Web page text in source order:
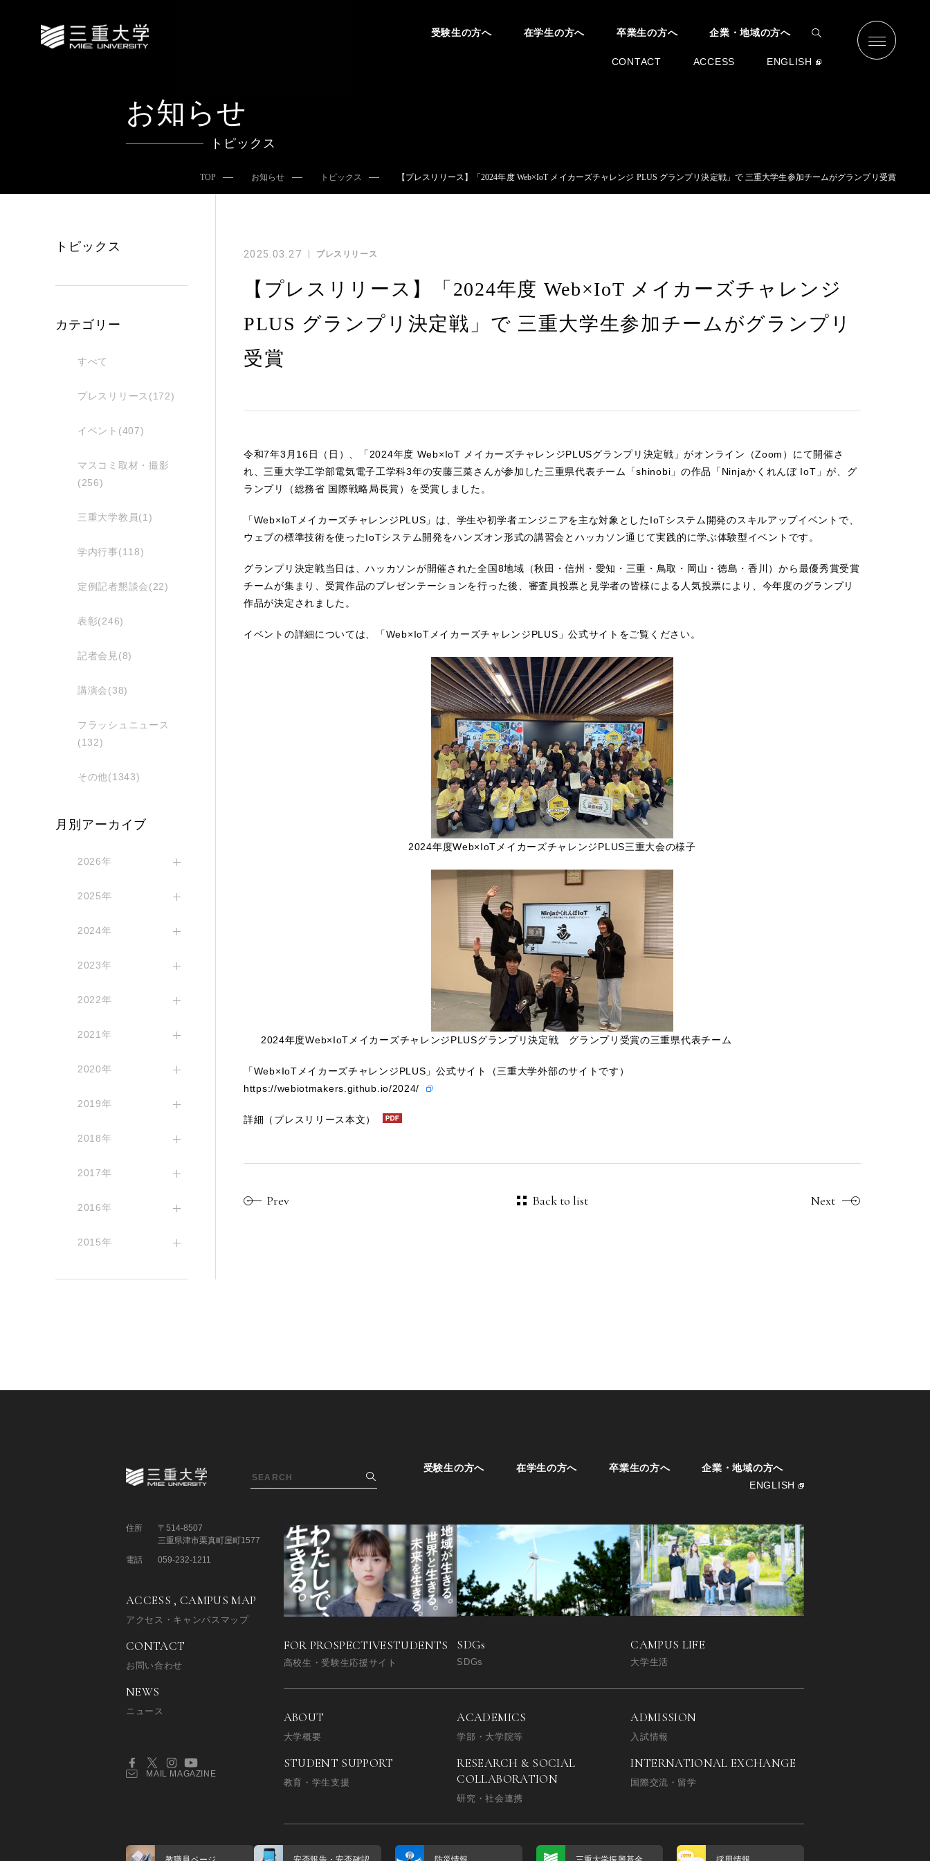
受験生の方へ 在学生の方へ 卒業生の方へ 企業・地域の方へ
CONTACT ACCESS ENGLISH
お知らせ
トピックス
TOP お知らせ トピックス 【プレスリリース】「2024年度 Web×IoT メイカーズチャレンジ PLUS グランプリ決定戦」で 三重大学生参加チームがグランプリ受賞
2025.03.27 プレスリリース
【プレスリリース】「2024年度 Web×IoT メイカーズチャレンジ
PLUS グランプリ決定戦」で 三重大学生参加チームがグランプリ
受賞
令和7年3月16日（日）、「2024年度 Web×IoT メイカーズチャレンジPLUSグランプリ決定戦」がオンライン（Zoom）にて開催さ
れ、三重大学工学部電気電子工学科3年の安藤三菜さんが参加した三重県代表チーム「shinobi」の作品「Ninjaかくれんぼ IoT」が、グ
ランプリ（総務省 国際戦略局長賞）を受賞しました。
「Web×IoTメイカーズチャレンジPLUS」は、学生や初学者エンジニアを主な対象としたIoTシステム開発のスキルアップイベントで、
ウェブの標準技術を使ったIoTシステム開発をハンズオン形式の講習会とハッカソン通じて実践的に学ぶ体験型イベントです。
グランプリ決定戦当日は、ハッカソンが開催された全国8地域（秋田・信州・愛知・三重・鳥取・岡山・徳島・香川）から最優秀賞受賞
チームが集まり、受賞作品のプレゼンテーションを行った後、審査員投票と見学者の皆様による人気投票により、今年度のグランプリ
作品が決定されました。
イベントの詳細については、「Web×IoTメイカーズチャレンジPLUS」公式サイトをご覧ください。
2024年度Web×IoTメイカーズチャレンジPLUS三重大会の様子
2024年度Web×IoTメイカーズチャレンジPLUSグランプリ決定戦 グランプリ受賞の三重県代表チーム
「Web×IoTメイカーズチャレンジPLUS」公式サイト（三重大学外部のサイトです）
https://webiotmakers.github.io/2024/
詳細（プレスリリース本文）
Prev Back to list Next
トピックス
カテゴリー
すべて
プレスリリース(172)
イベント(407)
マスコミ取材・撮影
(256)
三重大学教員(1)
学内行事(118)
定例記者懇談会(22)
表彰(246)
記者会見(8)
講演会(38)
フラッシュニュース
(132)
その他(1343)
月別アーカイブ
2026年
2025年
2024年
2023年
2022年
2021年
2020年
2019年
2018年
2017年
2016年
2015年
受験生の方へ 在学生の方へ 卒業生の方へ
企業・地域の方へ
ENGLISH
FOR PROSPECTIVESTUDENTS
高校生・受験生応援サイト
SDGs
SDGs
CAMPUS LIFE
大学生活
ABOUT
大学概要
ACADEMICS
学部・大学院等
ADMISSION
入試情報
STUDENT SUPPORT
教育・学生支援
RESEARCH & SOCIAL
COLLABORATION
研究・社会連携
INTERNATIONAL EXCHANGE
国際交流・留学
住所
〒514-8507
三重県津市栗真町屋町1577
電話
059-232-1211
ACCESS , CAMPUS MAP
アクセス・キャンパスマップ
CONTACT
お問い合わせ
NEWS
ニュース
MAIL MAGAZINE